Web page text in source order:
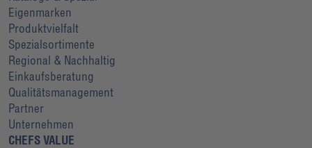
Eigenmarken
Produktvielfalt
Spezialsortimente
Regional & Nachhaltig
Einkaufsberatung
Qualitätsmanagement
Partner
Unternehmen
CHEFS VALUE